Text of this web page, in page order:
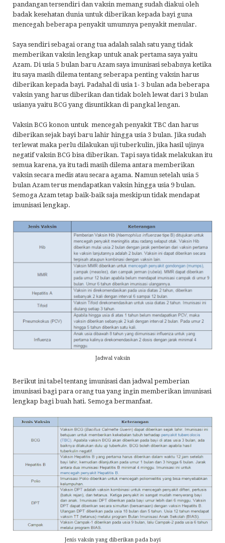
pandangan tersendiri dan vaksin memang sudah diakui oleh
badak kesehatan dunia untuk diberikan kepada bayi guna
mencegah beberapa penyakit umumnya penyakit menular.
Saya sendiri sebagai orang tua adalah salah satu yang tidak
memberikan vaksin lengkap untuk anak pertama saya yaitu
Azam. Di usia 5 bulan baru Azam saya imunisasi sebabnya ketika
itu saya masih dilema tentang seberapa penting vaksin harus
diberikan kepada bayi. Padahal di usia 1- 3 bulan ada beberapa
vaksin yang harus diberikan dan tidak boleh lewat dari 3 bulan
usianya yaitu BCG yang disuntikkan di pangkal lengan.
Vaksin BCG konon untuk mencegah penyakit TBC dan harus
diberikan sejak bayi baru lahir hingga usia 3 bulan. Jika sudah
terlewat maka perlu dilakukan uji tuberkulin, jika hasil ujinya
negatif vaksin BCG bisa diberikan. Tapi saya tidak melakukan itu
semua karena, ya itu tadi masih dilema antara memberikan
vaksin secara medis atau secara agama. Namun setelah usia 5
bulan Azam terus mendapatkan vaksin hingga usia 9 bulan.
Semoga Azam tetap baik-baik saja meskipun tidak mendapat
imunisasi lengkap.
Jadwal vaksin
Berikut ini tabel tentang imunisasi dan jadwal pemberian
imunisasi bagi para orang tua yang ingin memberikan imunisasi
lengkap bagi buah hati. Semoga bermanfaat.
Jenis vaksin yang diberikan pada bayi